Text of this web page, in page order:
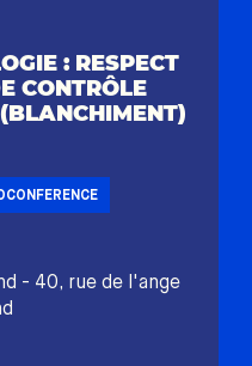
: RESPECT
CONTRÔLE
- 40, rue de l'ange